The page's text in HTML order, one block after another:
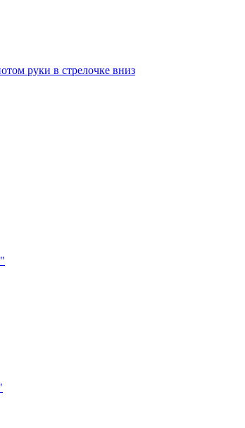
руки в стрелочке вниз